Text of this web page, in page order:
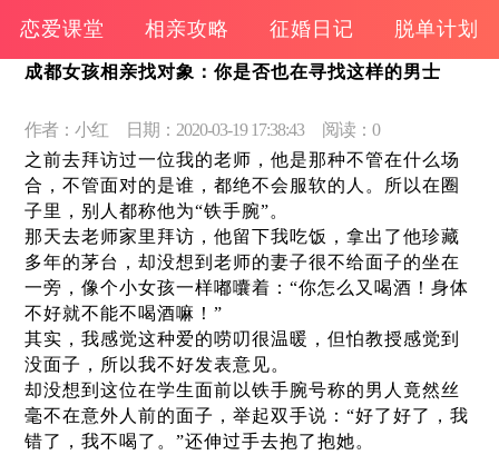
恋爱课堂 相亲攻略 征婚日记 脱单计划
成都女孩相亲找对象：你是否也在寻找这样的男士
作者：小红 日期：2020-03-19 17:38:43
阅读：0
之前去拜访过一位我的老师，他是那种不管在什么场
合，不管面对的是谁，都绝不会服软的人。所以在圈
子里，别人都称他为“铁手腕”。
那天去老师家里拜访，他留下我吃饭，拿出了他珍藏
多年的茅台，却没想到老师的妻子很不给面子的坐在
一旁，像个小女孩一样嘟囔着：“你怎么又喝酒！身体
不好就不能不喝酒嘛！”
其实，我感觉这种爱的唠叨很温暖，但怕教授感觉到
没面子，所以我不好发表意见。
却没想到这位在学生面前以铁手腕号称的男人竟然丝
毫不在意外人前的面子，举起双手说：“好了好了，我
错了，我不喝了。”还伸过手去抱了抱她。